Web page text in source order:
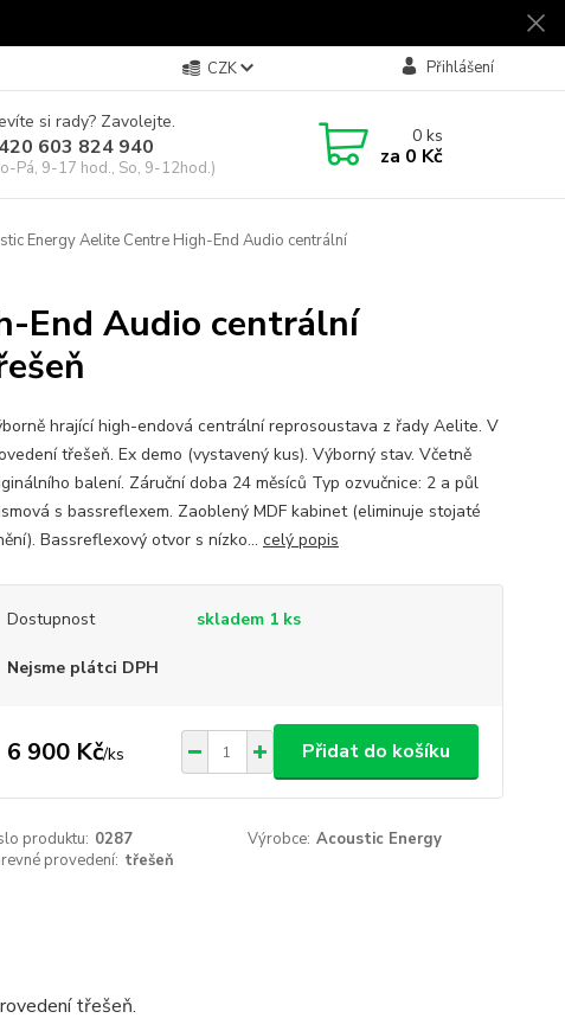
CZK Přihlášení
si rady? Zavolejte.
603 824 940
Pá, 9-17 hod., So, 9-12hod.)
0ks
za 0 Kč
Energy Aelite Centre High-End Audio centrální
End Audio centrální
hrající high-endová centrální reprosoustava z řady Aelite. V
třešeň. Ex demo (vystavený kus). Výborný stav. Včetně
balení. Záruční doba 24 měsíců Typ ozvučnice: 2 a půl
s bassreflexem. Zaoblený MDF kabinet (eliminuje stojaté
Bassreflexový otvor s nízko... celý popis
Dostupnost skladem 1 ks
Nejsme plátci DPH
6 900 Kč/ks Přidat do košíku
produktu: 0287 Výrobce: Acoustic Energy
provedení: třešeň
třešeň.